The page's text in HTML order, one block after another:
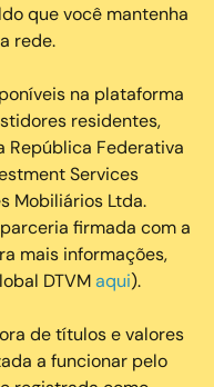
que você mantenha
rede.
na plataforma
residentes,
República Federativa
Services
Mobiliários Ltda.
firmada com a
mais informações,
DTVMaqui).
de títulos e valores
a funcionar pelo